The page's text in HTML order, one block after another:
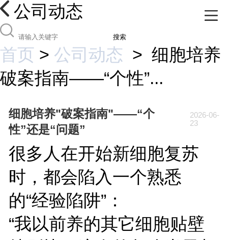
公司动态
搜索
首页 > 公司动态 > 细胞培养
破案指南——“个性”...
细胞培养"破案指南"——“个
性”还是“问题”
2026-06-
23
很多人在开始新细胞复苏
时，都会陷入一个熟悉
的“经验陷阱”：
“我以前养的其它细胞贴壁